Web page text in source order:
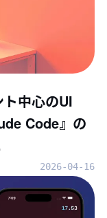
中心のUI
Code』の
2026-04-16